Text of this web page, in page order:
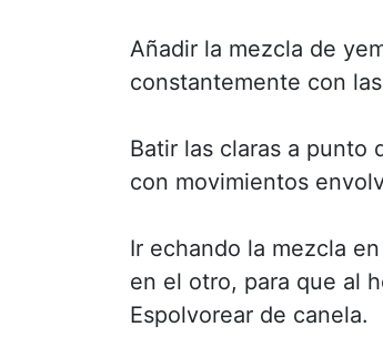
Añadir la mezcla de
constantemente con
Batir las claras a punto
con movimientos
Ir echando la mezcla
en el otro, para que al
Espolvorear de canela.